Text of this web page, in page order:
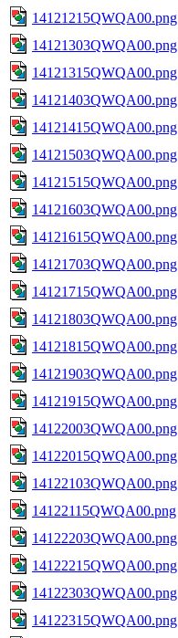
14121215QWQA00.png
14121303QWQA00.png
14121315QWQA00.png
14121403QWQA00.png
14121415QWQA00.png
14121503QWQA00.png
14121515QWQA00.png
14121603QWQA00.png
14121615QWQA00.png
14121703QWQA00.png
14121715QWQA00.png
14121803QWQA00.png
14121815QWQA00.png
14121903QWQA00.png
14121915QWQA00.png
14122003QWQA00.png
14122015QWQA00.png
14122103QWQA00.png
14122115QWQA00.png
14122203QWQA00.png
14122215QWQA00.png
14122303QWQA00.png
14122315QWQA00.png